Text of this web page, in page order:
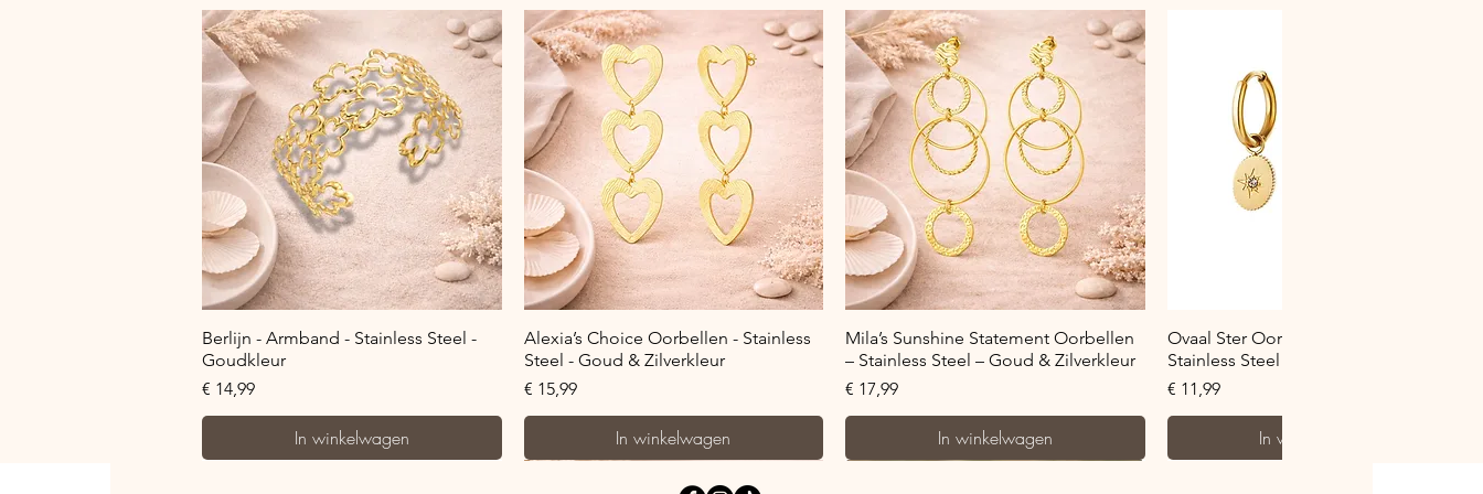
Snel overzicht
Berlijn - Armband - Stainless Steel -
Goudkleur
Prijs
€ 14,99
In winkelwagen
Snel overzicht
Alexia’s Choice Oorbellen - Stainless
Steel - Goud & Zilverkleur
Prijs
€ 15,99
In winkelwagen
Snel overzicht
Mila’s Sunshine Statement Oorbellen
– Stainless Steel – Goud & Zilverkleur
Prijs
€ 17,99
In winkelwagen
Snel overzicht
Ovaal Ster Oorringetje met Zirkonia -
Stainless Steel - Goud & Zilverkleur
Prijs
€ 11,99
In winkelwagen